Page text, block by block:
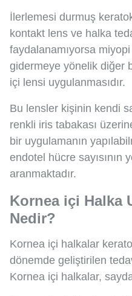
İlerlemesi durmuş
kontakt lens ve halka
faydalanamıyorsa
gidermeye yönelik diğer
içi lensi uygulanmasıdır.
Bu lensler kişinin kendi
renkli iris tabakası
bir uygulamanın
endotel hücre sayısının
aranmaktadır.
Kornea içi Halka
Nedir?
Kornea içi halkalar
dönemde geliştirilen
Kornea içi halkalar,